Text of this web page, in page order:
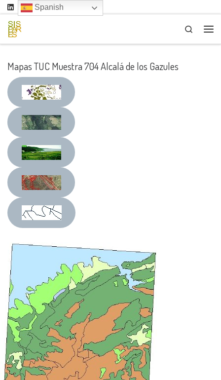
Saltar al contenido
Search
Mapas TUC Muestra 704 Alcalá de los Gazules
Spanish